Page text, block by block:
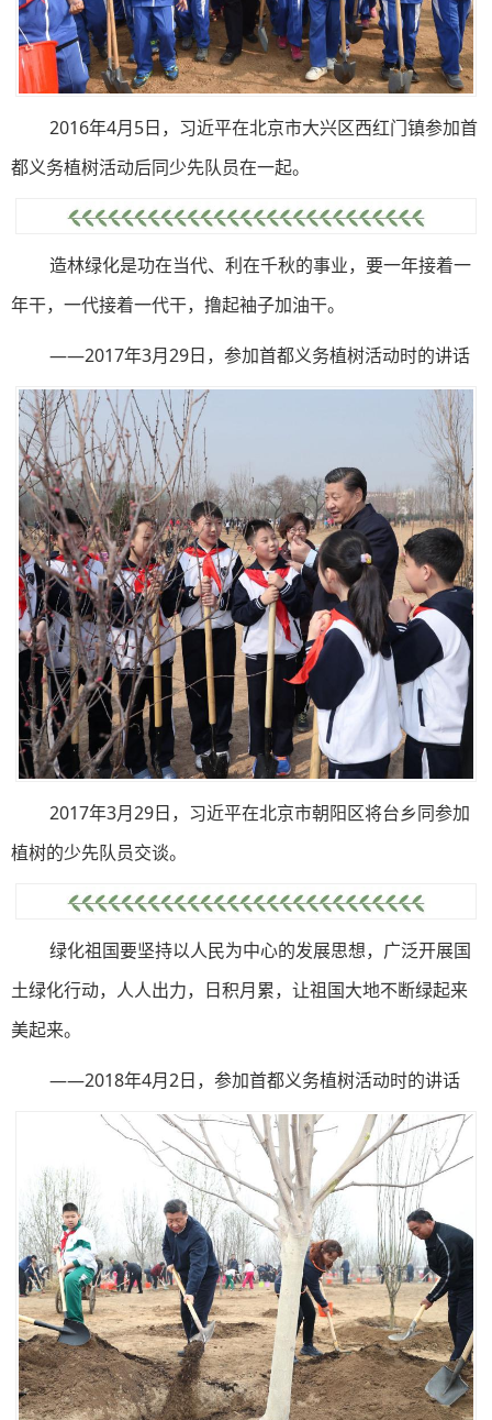
2016年4月5日，习近平在北京市大兴区西红门镇参加首
都义务植树活动后同少先队员在一起。
造林绿化是功在当代、利在千秋的事业，要一年接着一
年干，一代接着一代干，撸起袖子加油干。
——2017年3月29日，参加首都义务植树活动时的讲话
2017年3月29日，习近平在北京市朝阳区将台乡同参加
植树的少先队员交谈。
绿化祖国要坚持以人民为中心的发展思想，广泛开展国
土绿化行动，人人出力，日积月累，让祖国大地不断绿起来
美起来。
——2018年4月2日，参加首都义务植树活动时的讲话